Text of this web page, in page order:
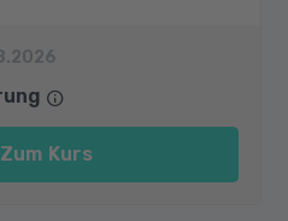
Zum Kurs